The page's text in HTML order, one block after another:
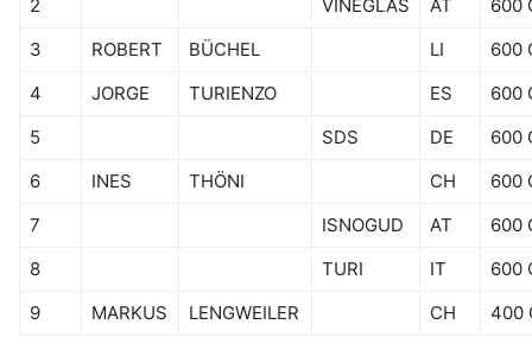
2
VINEGLAS AT
600
3
ROBERT BÜCHEL LI
600
4
JORGE TURIENZO ES
600
5
SDS DE
600
6
INES THÖNI CH
600
7
ISNOGUD AT
600
8
TURI IT
600
9
MARKUS LENGWEILER CH 400